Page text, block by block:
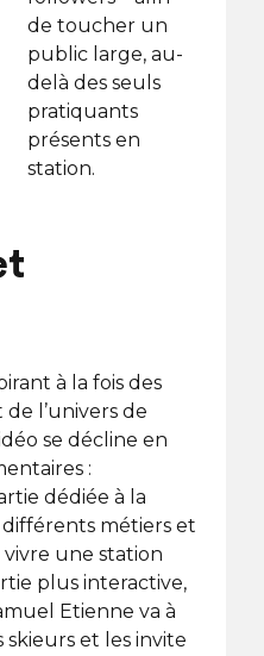
de toucher un
public large, au-
delà des seuls
pratiquants
présents en
station.
à la fois des
l’univers de
se décline en
:
dédiée à la
métiers et
une station
plus interactive,
Etienne va à
skieurs et les invite